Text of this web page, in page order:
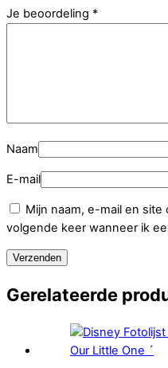
Je beoordeling *
Naam
E-mail
Mijn naam, e-mail en
volgende keer wanneer ik
Gerelateerde